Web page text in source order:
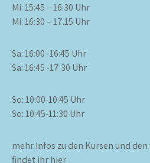
Mi: 15:45 – 16:30 Uhr
Mi: 16:30 – 17.15 Uhr
Sa: 16:00 -16:45 Uhr
Sa: 16:45 -17:30 Uhr
So: 10:00-10:45 Uhr
So: 10:45-11:30 Uhr
mehr Infos zu den Kursen und
findet ihr hier: